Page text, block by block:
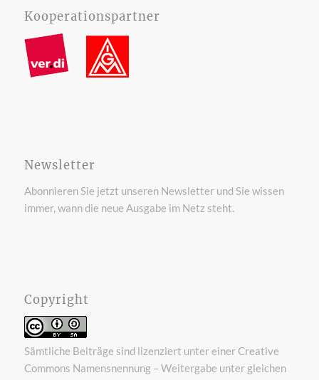
Kooperationspartner
Newsletter
Abonnieren Sie jetzt unseren Newsletter und Sie wissen
immer, wann die neue Ausgabe im Netz steht.
Copyright
Sämtliche Beiträge sind lizenziert unter einerCreative
Commons Namensnennung – Weitergabe unter gleichen